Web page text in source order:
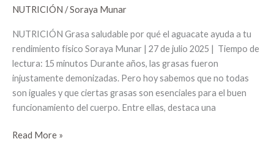
NUTRICIÓN /Soraya Munar
NUTRICIÓN Grasa saludable por qué el aguacate ayuda a tu
rendimiento físico Soraya Munar | 27 de julio 2025 | Tiempo de
lectura: 15 minutos Durante años, las grasas fueron
injustamente demonizadas. Pero hoy sabemos que no todas
son iguales y que ciertas grasas son esenciales para el buen
funcionamiento del cuerpo. Entre ellas, destaca una
Read More »